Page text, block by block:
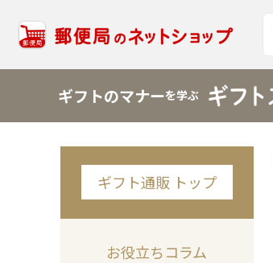
ギフトのマナーを学ぶ
ギフト通販 トップ
お役立ちコラム